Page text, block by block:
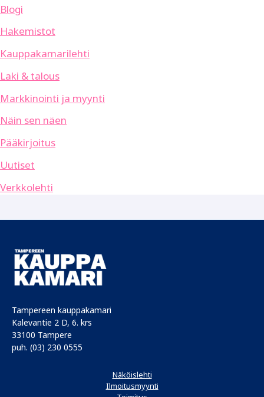
Blogi
Hakemistot
Kauppakamarilehti
Laki & talous
Markkinointi ja myynti
Näin sen näen
Pääkirjoitus
Uutiset
Verkkolehti
Tampereen kauppakamari
Kalevantie 2 D, 6. krs
33100 Tampere
puh. (03) 230 0555
Näköislehti
Ilmoitusmyynti